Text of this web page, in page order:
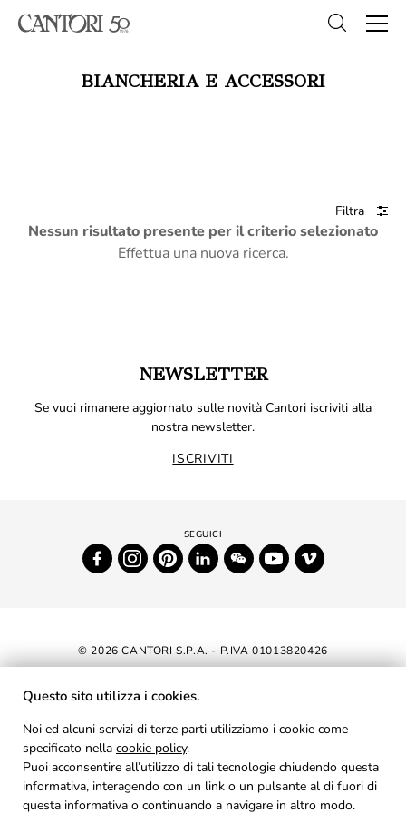
BIANCHERIA E ACCESSORI
Filtra
Nessun risultato presente per il criterio selezionato
Effettua una nuova ricerca.
NEWSLETTER
Se vuoi rimanere aggiornato sulle novità Cantori iscriviti alla
nostra newsletter.
ISCRIVITI
© 2026 CANTORI S.P.A. - P.IVA 01013820426
DICHIARAZIONE DI ACCESSIBILITÀ
AREA RISERVATA
PRIVACY
COOKIES
Questo sito utilizza i cookies.
Noi ed alcuni servizi di terze parti utilizziamo i cookie come
specificato nella cookie policy.
Puoi acconsentire all’utilizzo di tali tecnologie chiudendo questa
informativa, interagendo con un link o un pulsante al di fuori di
questa informativa o continuando a navigare in altro modo.